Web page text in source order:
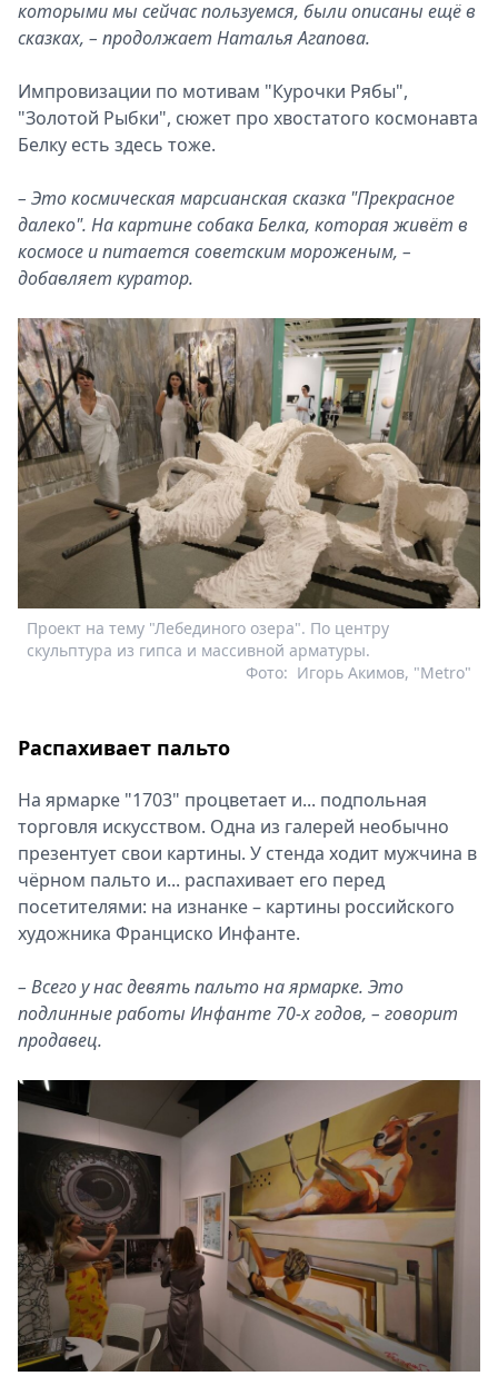
которыми мы сейчас пользуемся, были описаны ещё в
сказках, – продолжает Наталья Агапова.
Импровизации по мотивам "Курочки Рябы",
"Золотой Рыбки", сюжет про хвостатого космонавта
Белку есть здесь тоже.
– Это космическая марсианская сказка "Прекрасное
далеко". На картине собака Белка, которая живёт в
космосе и питается советским мороженым, –
добавляет куратор.
Проект на тему "Лебединого озера". По центру
скульптура из гипса и массивной арматуры.
Игорь Акимов, "Metro"
Фото:
Распахивает пальто
На ярмарке "1703" процветает и... подпольная
торговля искусством. Одна из галерей необычно
презентует свои картины. У стенда ходит мужчина в
чёрном пальто и... распахивает его перед
посетителями: на изнанке – картины российского
художника Франциско Инфанте.
– Всего у нас девять пальто на ярмарке. Это
подлинные работы Инфанте 70-х годов, – говорит
продавец.